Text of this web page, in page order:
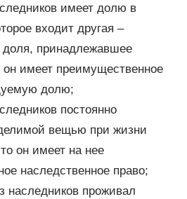
имеет долю в
входит другая –
доля, принадлежавшее
имеет преимущественное
долю;
постоянно
вещью при жизни
он имеет на нее
наследственное право;
наследников проживал